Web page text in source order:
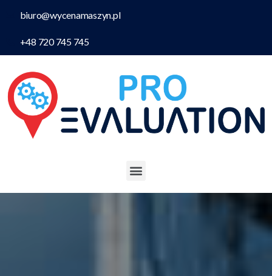
biuro@wycenamaszyn.pl
+48 720 745 745